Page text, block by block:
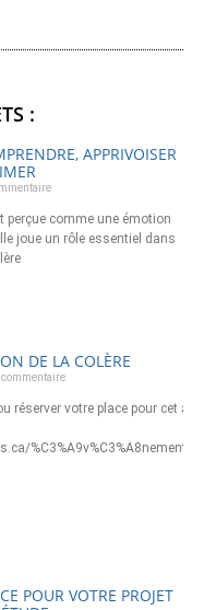
:
APPRIVOISER
perçue comme une émotion
joue un rôle essentiel dans
DE LA COLÈRE
réserver votre place pour cet
%C3%A9v%C3%A8nement/
POUR VOTRE PROJET